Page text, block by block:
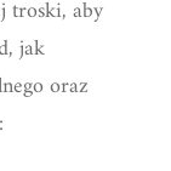
troski, aby
jak
oraz